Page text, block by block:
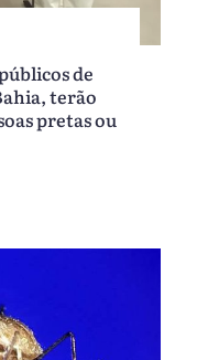
de
terão
pretas ou